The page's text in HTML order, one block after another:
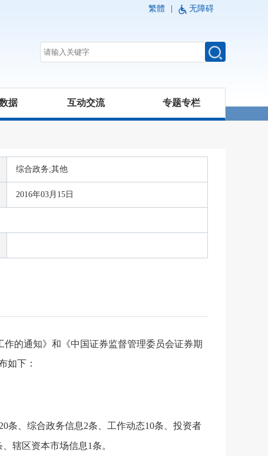
繁體 无障碍
据 互动交流 专题专栏
综合政务;其他
2016年03月15日
的通知》和《中国证券监督管理委员会证券期
如下：
条、综合政务信息2条、工作动态10条、投资者
、辖区资本市场信息1条。